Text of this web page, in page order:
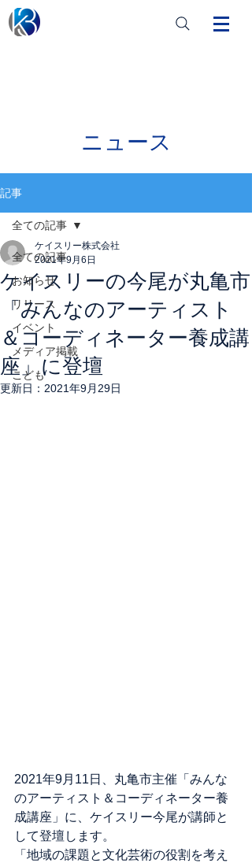
ニュース
記事
全ての記事
お知らせ
リリース
イベント
メディア掲載
こども
全ての記事
ケイスリーの今尾が丸亀市
「みんなのアーティスト
＆コーディネーター養成講
座」に登壇
ケイスリー株式会社
2021年9月6日
更新日： 2021年9月29日
2021年9月11日、丸亀市主催「みんな
のアーティスト＆コーディネーター養
成講座」に、ケイスリー今尾が講師と
して登壇します。
「地域の課題と文化芸術の役割を考え